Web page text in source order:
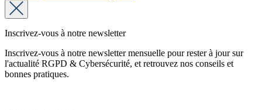
Inscrivez-vous à notre newsletter
Inscrivez-vous à notre newsletter mensuelle pour rester à jour sur
l'actualité RGPD & Cybersécurité, et retrouvez nos conseils et
bonnes pratiques.